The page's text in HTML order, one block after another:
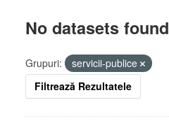
No datasets found
Grupuri:
servicii-publice
Filtrează Rezultatele